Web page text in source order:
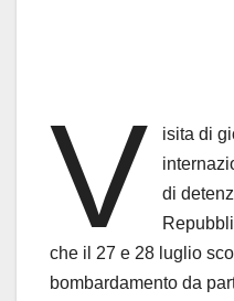
V
isita di
di
che il 27 e 28 luglio
bombardamento da